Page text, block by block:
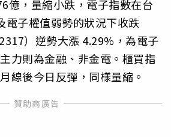
億，量縮小跌，電子指數在台
電子權值弱勢的狀況下收跌
）逆勢大漲 4.29%，為電子
力則為金融、非金電。櫃買指
線後今日反彈，同樣量縮。